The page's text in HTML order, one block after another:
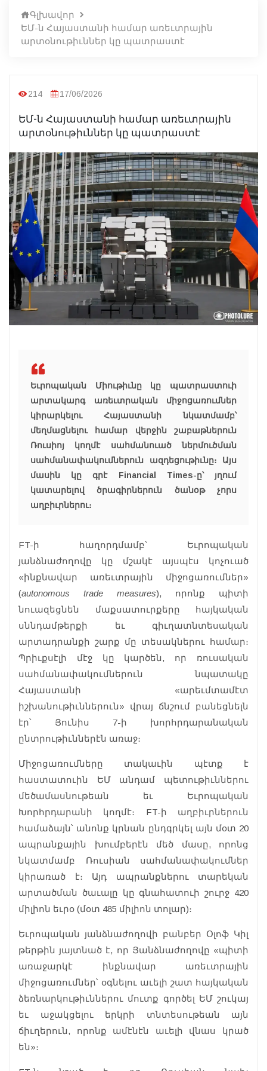
Գլխավոր
ԵՄ-ն Հայաստանի համար առեւտրային
արտօնութիւններ կը պատրաստէ
214 17/06/2026
ԵՄ-ն Հայաստանի համար առեւտրային
արտօնութիւններ կը պատրաստէ
Եւրոպական Միութիւնը կը պատրաստուի
արտակարգ առեւտրական միջոցառումներ
կիրարկելու Հայաստանի նկատմամբ՝
մեղմացնելու համար վերջին շաբաթներուն
Ռուսիոյ կողմէ սահմանուած ներմուծման
սահմանափակումներուն ազդեցութիւնը։ Այս
մասին կը գրէ Financial Times-ը՝ յղում
կատարելով ծրագիրներուն ծանօթ չորս
աղբիւրներու։
FT-ի հաղորդմամբ՝ Եւրոպական
յանձնաժողովը կը մշակէ այսպէս կոչուած
«ինքնավար առեւտրային միջոցառումներ»
(autonomous trade measures), որոնք պիտի
նուազեցնեն մաքսատուրքերը հայկական
սննդամթերքի եւ գիւղատնտեսական
արտադրանքի շարք մը տեսակներու համար։
Պրիւքսէլի մէջ կը կարծեն, որ ռուսական
սահմանափակումներուն նպատակը
Հայաստանի «արեւմտամէտ
իշխանութիւններուն» վրայ ճնշում բանեցնելն
էր՝ Յունիս 7-ի խորհրդարանական
ընտրութիւններէն առաջ։
Միջոցառումները տակաւին պէտք է
հաստատուին ԵՄ անդամ պետութիւններու
մեծամասնութեան եւ Եւրոպական
Խորհրդարանի կողմէ։ FT-ի աղբիւրներուն
համաձայն՝ անոնք կրնան ընդգրկել այն մօտ 20
ապրանքային խումբերէն մեծ մասը, որոնց
նկատմամբ Ռուսիան սահմանափակումներ
կիրառած է։ Այդ ապրանքներու տարեկան
արտածման ծաւալը կը գնահատուի շուրջ 420
միլիոն եւրօ (մօտ 485 միլիոն տոլար)։
Եւրոպական յանձնաժողովի բանբեր Օլոֆ Կիլ
թերթին յայտնած է, որ Յանձնաժողովը «պիտի
առաջարկէ ինքնավար առեւտրային
միջոցառումներ՝ օգնելու աւելի շատ հայկական
ձեռնարկութիւններու մուտք գործել ԵՄ շուկայ
եւ աջակցելու երկրի տնտեսութեան այն
ճիւղերուն, որոնք ամէնէն աւելի վնաս կրած
են»։